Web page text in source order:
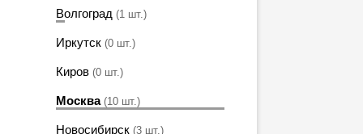
Волгоград (1 шт.)
Иркутск (0 шт.)
Киров (0 шт.)
Москва (10 шт.)
Новосибирск (3 шт.)